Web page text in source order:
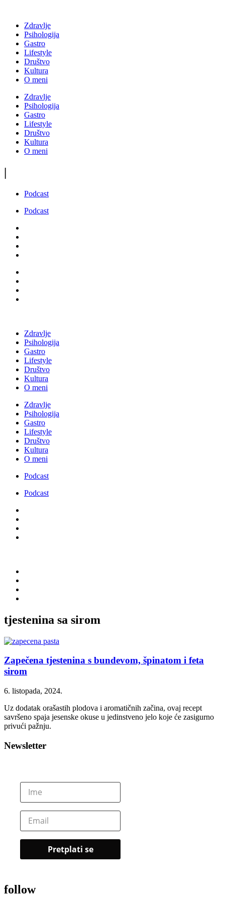
Zdravlje
Psihologija
Gastro
Lifestyle
Društvo
Kultura
O meni
Zdravlje
Psihologija
Gastro
Lifestyle
Društvo
Kultura
O meni
|
Podcast
Podcast
Zdravlje
Psihologija
Gastro
Lifestyle
Društvo
Kultura
O meni
Zdravlje
Psihologija
Gastro
Lifestyle
Društvo
Kultura
O meni
Podcast
Podcast
tjestenina sa sirom
Zapečena tjestenina s bundevom, špinatom i feta
sirom
6. listopada, 2024.
Uz dodatak orašastih plodova i aromatičnih začina, ovaj recept
savršeno spaja jesenske okuse u jedinstveno jelo koje će zasigurno
privući pažnju.
Newsletter
follow